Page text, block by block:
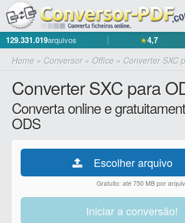
129.331.019arquivos ★4,7
Home » Conversor» Office » Converter SXC
Converter SXC para
Converta online e
ODS
Escolher arquivo
Gratuito: até 750 MB por
Iniciar a conversão!